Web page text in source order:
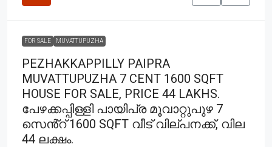
FOR SALE MUVATTUPUZHA
PEZHAKKAPPILLY PAIPRA
MUVATTUPUZHA 7 CENT 1600 SQFT
HOUSE FOR SALE, PRICE 44 LAKHS.
പേഴക്കപ്പിള്ളി പായിപ്ര മൂവാറ്റുപുഴ 7
സെൻ്റ് 1600 SQFT വീട് വില്പനക്ക്, വില
44 ലക്ഷം.